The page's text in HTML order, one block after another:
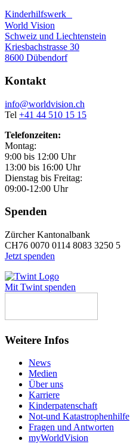
Kinderhilfswerk
World Vision
Schweiz und Liechtenstein
Kriesbachstrasse 30
8600 Dübendorf
Kontakt
info@worldvision.ch
Tel +41 44 510 15 15
Telefonzeiten:
Montag:
9:00 bis 12:00 Uhr
13:00 bis 16:00 Uhr
Dienstag bis Freitag:
09:00-12:00 Uhr
Spenden
Zürcher Kantonalbank
CH76 0070 0114 8083 3250 5
Jetzt spenden
Mit Twint spenden
Weitere Infos
News
Medien
Über uns
Karriere
Kinderpatenschaft
Not-und Katastrophenhilfe
Fragen und Antworten
myWorldVision